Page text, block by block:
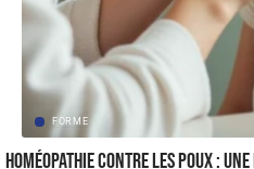
FORME
Homéopathie contre les poux :